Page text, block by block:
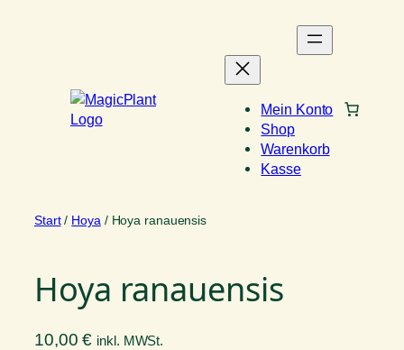
Mein Konto
Shop
Warenkorb
Kasse
Start/ Hoya / Hoya ranauensis
Hoya ranauensis
10,00€ inkl. MWSt.